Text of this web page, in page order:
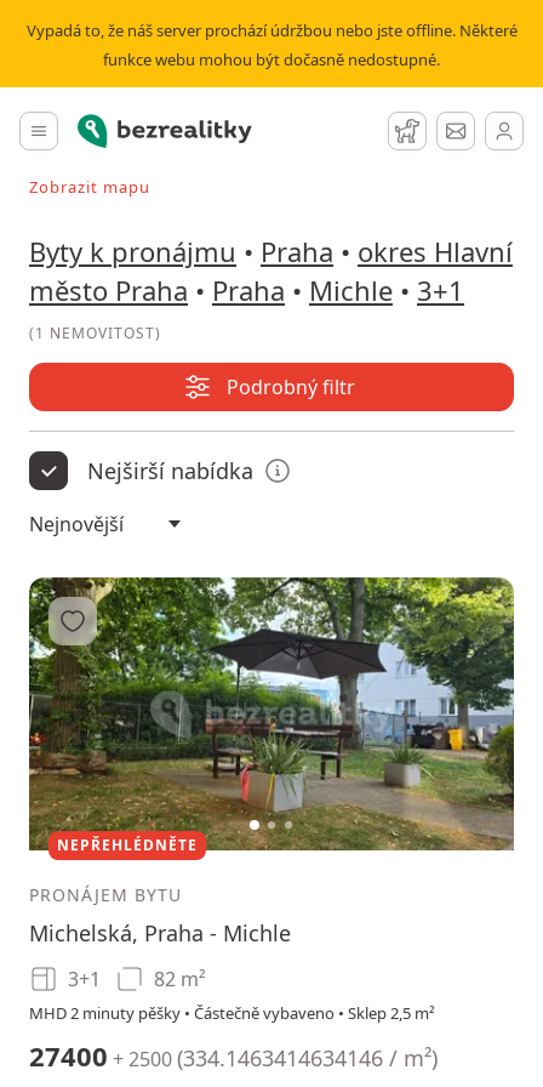
Vypadá to, že náš server prochází údržbou nebo jste offline. Některé
funkce webu mohou být dočasně nedostupné.
Hlavní menu
Bezrealitky Hlídací pes
Zprávy
Vyhledávat při pohybu v mapě
Zobrazit mapu
Byty k pronájmu • Praha • okres Hlavní
město Praha • Praha • Michle • 3+1
(1 NEMOVITOST)
Podrobný filtr
Nejširší nabídka
12 3
Přidat do oblíbených
NEPŘEHLÉDNĚTE
PRONÁJEM BYTU
Michelská, Praha - Michle
3+1 82 m²
MHD 2 minuty pěšky • Částečně vybaveno • Sklep 2,5 m²
27400 + 2500(334.1463414634146 / m²)